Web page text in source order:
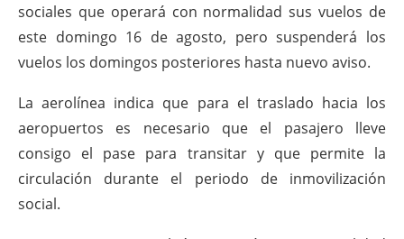
sociales que operará con normalidad sus vuelos de
este domingo 16 de agosto, pero suspenderá los
vuelos los domingos posteriores hasta nuevo aviso.
La aerolínea indica que para el traslado hacia los
aeropuertos es necesario que el pasajero lleve
consigo el pase para transitar y que permite la
circulación durante el periodo de inmovilización
social.